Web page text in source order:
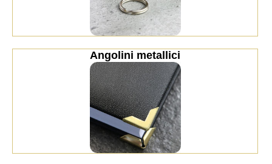
Angolini metallici